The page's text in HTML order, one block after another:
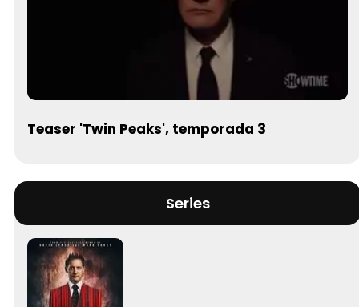
Teaser 'Twin Peaks', temporada 3
Series